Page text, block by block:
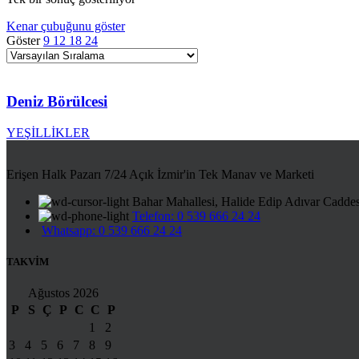
Kenar çubuğunu göster
Göster9 12 18 24
Deniz Börülcesi
YEŞİLLİKLER
Erişen Halk Pazarı 7/24 Açık İzmir'in Tek Manav ve Marketi
Bahar Mahallesi, Halide Edip Adıvar
Telefon: 0 539 666 24 24
Whatsapp: 0 539 666 24 24
TAKVİM
Ağustos 2026
P
S Ç P C C
P
1
2
3
4 5 6 7 8
9